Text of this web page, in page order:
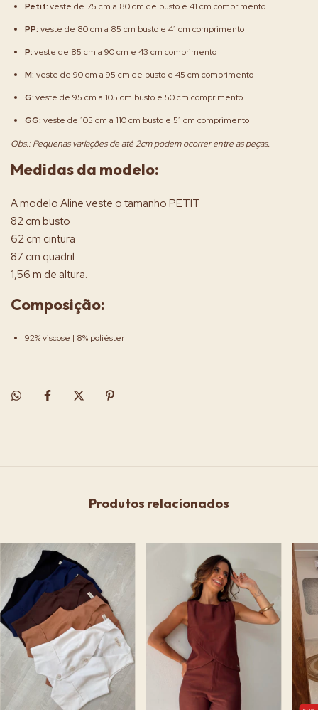
Petit:veste de 75 cm a 80 cm de busto e 41 cm comprimento
PP: veste de 80 cm a 85 cm busto e 41 cm comprimento
P:veste de 85 cm a 90 cm e 43 cm comprimento
M: veste de 90 cm a 95 cm de busto e 45 cm comprimento
G:veste de 95 cm a 105 cm busto e 50 cm comprimento
GG: veste de 105 cm a 110 cm busto e 51 cm comprimento
Obs.: Pequenas variações de até 2cm podem ocorrer entre as peças.
Medidas da modelo:
A modelo Aline veste o tamanho PETIT
82 cm busto
62 cm cintura
87 cm quadril
1,56 m de altura.
Composição:
92% viscose | 8% poliéster
Produtos relacionados